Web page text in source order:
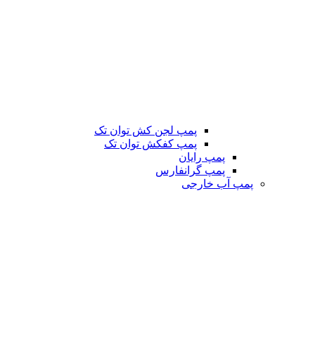
پمپ لجن کش توان تک
پمپ کفکش توان تک
پمپ رایان
پمپ گرانفارس
پمپ آب خارجی